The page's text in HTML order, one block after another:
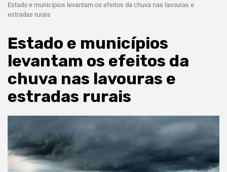
Estado e municípios levantam os efeitos da chuva nas lavouras e
estradas rurais
Estado e municípios
levantam os efeitos da
chuva nas lavouras e
estradas rurais